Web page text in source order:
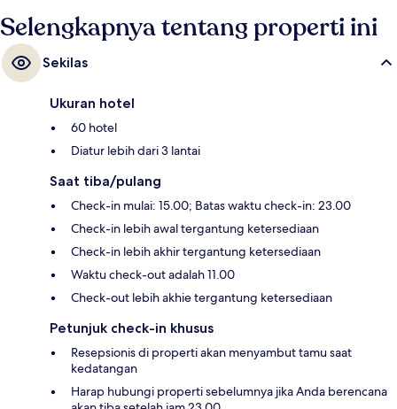
Selengkapnya tentang properti ini
Sekilas
Ukuran hotel
60 hotel
Diatur lebih dari 3 lantai
Saat tiba/pulang
Check-in mulai: 15.00; Batas waktu check-in: 23.00
Check-in lebih awal tergantung ketersediaan
Check-in lebih akhir tergantung ketersediaan
Waktu check-out adalah 11.00
Check-out lebih akhie tergantung ketersediaan
Petunjuk check-in khusus
Resepsionis di properti akan menyambut tamu saat
kedatangan
Harap hubungi properti sebelumnya jika Anda berencana